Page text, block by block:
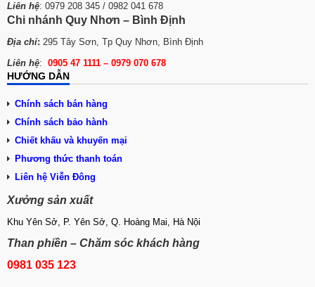
Liên hệ: 0979 208 345 / 0982 041 678
Chi nhánh Quy Nhơn – Bình Định
Địa chỉ: 295 Tây Sơn, Tp Quy Nhơn, Bình Định
Liên hệ: 0905 47 1111 – 0979 070 678
HƯỚNG DẪN
Chính sách bán hàng
Chính sách bảo hành
Chiết khấu và khuyến mại
Phương thức thanh toán
Liên hệ Viễn Đông
Xưởng sản xuất
Khu Yên Sở, P. Yên Sở, Q. Hoàng Mai, Hà Nội
Than phiền – Chăm sóc khách hàng
0981 035 123